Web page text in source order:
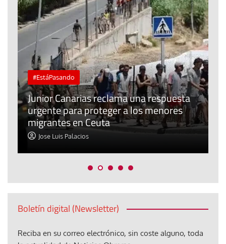
#EstáPasando
Junior Canarias reclama una respuesta
urgente para proteger a los menores
migrantes en Ceuta
Jose Luis Palacios
Boletín digital (Newsletter)
Reciba en su correo electrónico, sin coste alguno, toda